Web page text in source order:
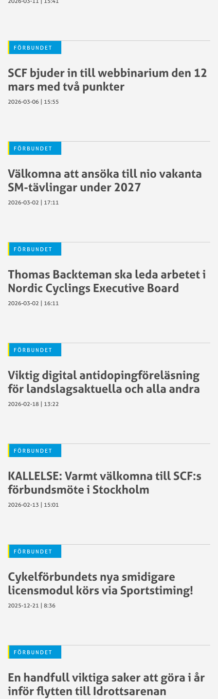
FÖRBUNDET
SCF bjuder in till webbinarium den 12
mars med två punkter
2026-03-06 | 15:55
FÖRBUNDET
Välkomna att ansöka till nio vakanta
SM-tävlingar under 2027
2026-03-02 | 17:11
FÖRBUNDET
Thomas Backteman ska leda arbetet i
Nordic Cyclings Executive Board
2026-03-02 | 16:11
FÖRBUNDET
Viktig digital antidopingföreläsning
för landslagsaktuella och alla andra
2026-02-18 | 13:22
FÖRBUNDET
KALLELSE: Varmt välkomna till SCF:s
förbundsmöte i Stockholm
2026-02-13 | 15:01
FÖRBUNDET
Cykelförbundets nya smidigare
licensmodul körs via Sportstiming!
2025-12-21 | 8:36
FÖRBUNDET
En handfull viktiga saker att göra i år
inför flytten till Idrottsarenan